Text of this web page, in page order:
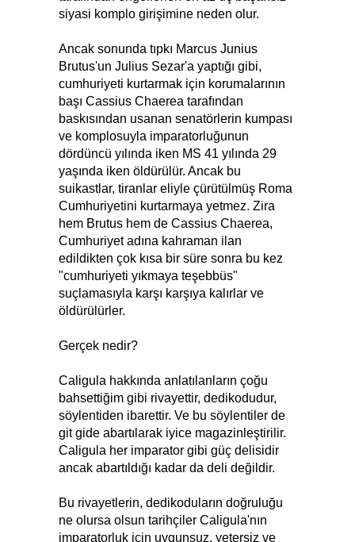
siyasi komplo girişimine neden olur.
Ancak sonunda tıpkı Marcus Junius
Brutus'un Julius Sezar'a yaptığı gibi,
cumhuriyeti kurtarmak için korumalarının
başı Cassius Chaerea tarafından
baskısından usanan senatörlerin kumpası
ve komplosuyla imparatorluğunun
dördüncü yılında iken MS 41 yılında 29
yaşında iken öldürülür. Ancak bu
suikastlar, tiranlar eliyle çürütülmüş Roma
Cumhuriyetini kurtarmaya yetmez. Zira
hem Brutus hem de Cassius Chaerea,
Cumhuriyet adına kahraman ilan
edildikten çok kısa bir süre sonra bu kez
"cumhuriyeti yıkmaya teşebbüs"
suçlamasıyla karşı karşıya kalırlar ve
öldürülürler.
Gerçek nedir?
Caligula hakkında anlatılanların çoğu
bahsettiğim gibi rivayettir, dedikodudur,
söylentiden ibarettir. Ve bu söylentiler de
git gide abartılarak iyice magazinleştirilir.
Caligula her imparator gibi güç delisidir
ancak abartıldığı kadar da deli değildir.
Bu rivayetlerin, dedikoduların doğruluğu
ne olursa olsun tarihçiler Caligula'nın
imparatorluk için uygunsuz, yetersiz ve